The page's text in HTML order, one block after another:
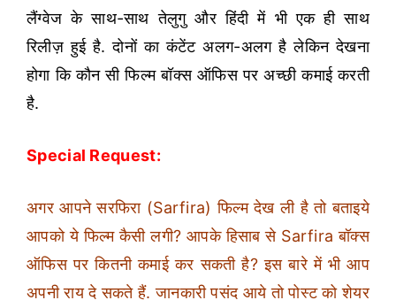
लैंग्वेज के साथ-साथ तेलुगु और हिंदी में भी एक ही साथ
रिलीज़ हुई है. दोनों का कंटेंट अलग-अलग है लेकिन देखना
होगा कि कौन सी फिल्म बॉक्स ऑफिस पर अच्छी कमाई करती
है.
Special Request:
अगर आपने सरफिरा (Sarfira) फिल्म देख ली है तो बताइये
आपको ये फिल्म कैसी लगी? आपके हिसाब से Sarfira बॉक्स
ऑफिस पर कितनी कमाई कर सकती है? इस बारे में भी आप
अपनी राय दे सकते हैं. जानकारी पसंद आये तो पोस्ट को शेयर